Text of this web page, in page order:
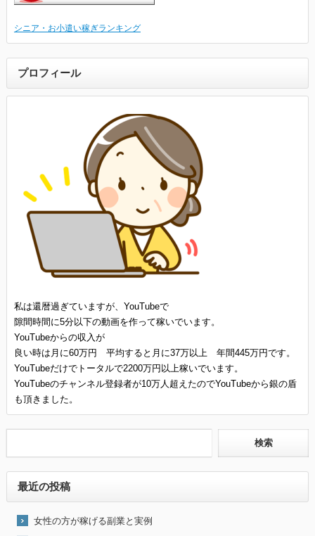
シニア・お小遣い稼ぎランキング
プロフィール
私は還暦過ぎていますが、YouTubeで
隙間時間に5分以下の動画を作って稼いでいます。
YouTubeからの収入が
良い時は月に60万円 平均すると月に37万以上 年間445万円です。
YouTubeだけでトータルで2200万円以上稼いでいます。
YouTubeのチャンネル登録者が10万人超えたのでYouTubeから銀の盾
も頂きました。
最近の投稿
女性の方が稼げる副業と実例